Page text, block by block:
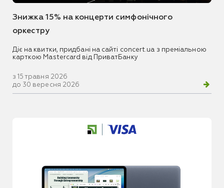
Знижка 15% на концерти симфонічного
оркестру
Діє на квитки, придбані на сайті concert.ua з преміальною
карткою Mastercard від ПриватБанку
з 15 травня 2026
до 30 вересня 2026